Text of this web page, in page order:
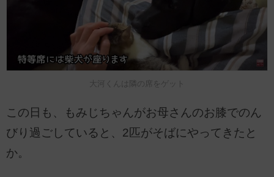
大河くんは隣の席をゲット
この日も、もみじちゃんがお母さんのお膝でのん
びり過ごしていると、2匹がそばにやってきたと
か。